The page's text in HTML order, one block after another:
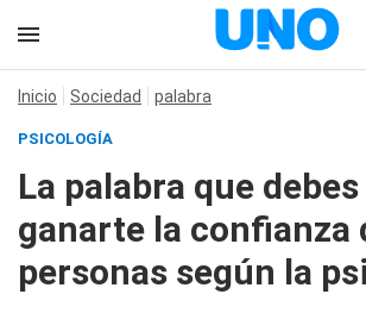
Inicio Sociedad palabra
PSICOLOGÍA
La palabra que
ganarte la confianza
personas según la